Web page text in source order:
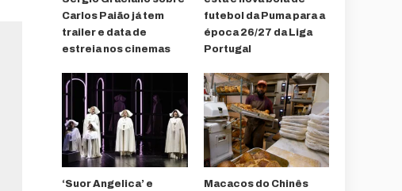
Carlos Paião já tem
trailer e data de
estreia nos cinemas
futebol da Puma para a
época 26/27 da Liga
Portugal
‘Suor Angelica’ e
Macacos do Chinês